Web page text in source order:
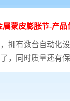
属蒙皮膨胀节-产品
拥有数台自动化
，同时质量还有